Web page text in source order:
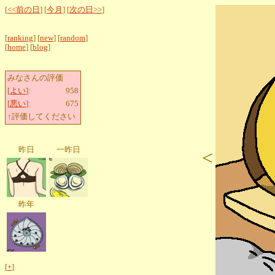
[<<前の日 ] [今月 ] [次の日>>]
[ranking] [new] [random]
[home] [blog]
みなさんの評価
[よい]:
958
[悪い]:
675
↑評価してください
昨日 一昨日
昨年
[+]
<